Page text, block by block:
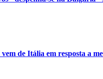
de Itália em resposta a